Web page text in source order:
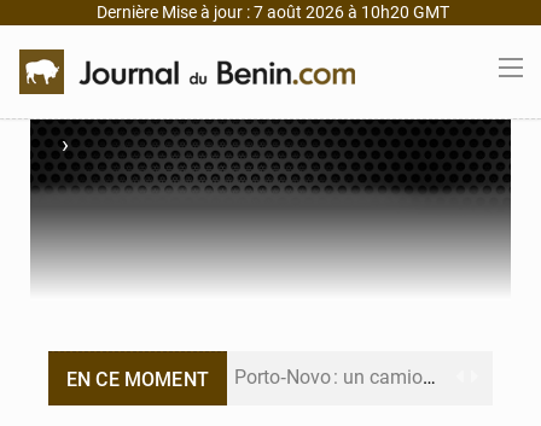
Dernière Mise à jour : 7 août 2026 à 10h20 GMT
›
EN CE MOMENT Porto‑Novo : un camion de produits pétroliers embrase Avakpa